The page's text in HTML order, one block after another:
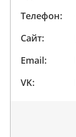
Телефон:
Сайт:
Email:
VK: